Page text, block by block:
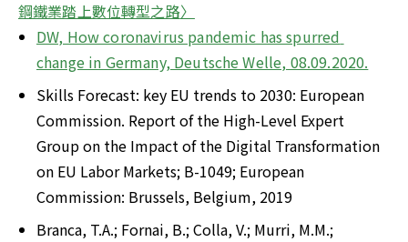
鋼鐵業踏上數位轉型之路〉
DW, How coronavirus pandemic has spurred
change in Germany, Deutsche Welle, 08.09.2020.
Skills Forecast: key EU trends to 2030: European
Commission. Report of the High-Level Expert
Group on the Impact of the Digital Transformation
on EU Labor Markets; B-1049; European
Commission: Brussels, Belgium, 2019
Branca, T.A.; Fornai, B.; Colla, V.; Murri, M.M.;